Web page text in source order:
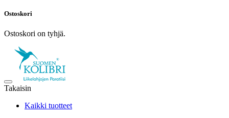
Ostoskori
Ostoskori on tyhjä.
Takaisin
Kaikki tuotteet